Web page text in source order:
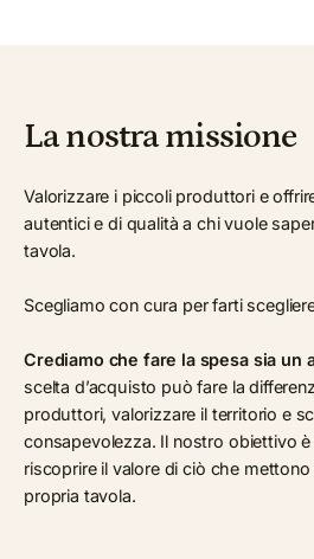
La nostra missione
Valorizzare i piccoli produttori e
autentici e di qualità a chi vuole
tavola.
Scegliamo con cura per farti
Crediamo che fare la spesa sia
scelta d’acquisto può fare la
produttori, valorizzare il territorio e
consapevolezza. Il nostro obiettivo è
riscoprire il valore di ciò che
propria tavola.